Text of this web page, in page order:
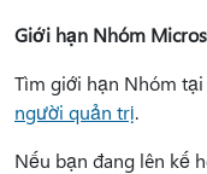
Giới hạn Nhóm
Tìm giới hạn Nhóm tại
người quản trị.
Nếu bạn đang lên kế